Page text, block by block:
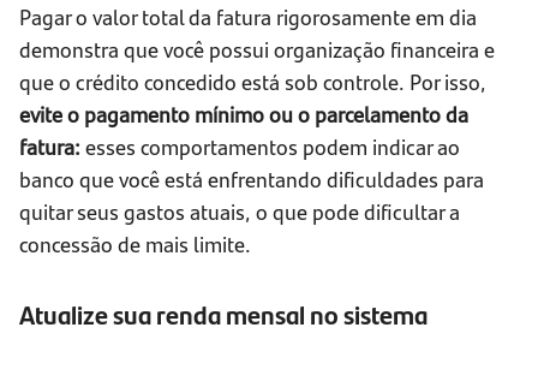
Pagar o valor total da fatura rigorosamente em dia
demonstra que você possui organização financeira e
que o crédito concedido está sob controle. Por isso,
evite o pagamento mínimo ou o parcelamento da
fatura: esses comportamentos podem indicar ao
banco que você está enfrentando dificuldades para
quitar seus gastos atuais, o que pode dificultar a
concessão de mais limite.
Atualize sua renda mensal no sistema